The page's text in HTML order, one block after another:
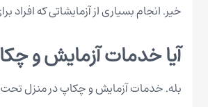
خیر. انجام بسیاری از آزمایشاتی که
آیا خدمات آزمایش و
بله. خدمات آزمایش و چکاپ در منزل